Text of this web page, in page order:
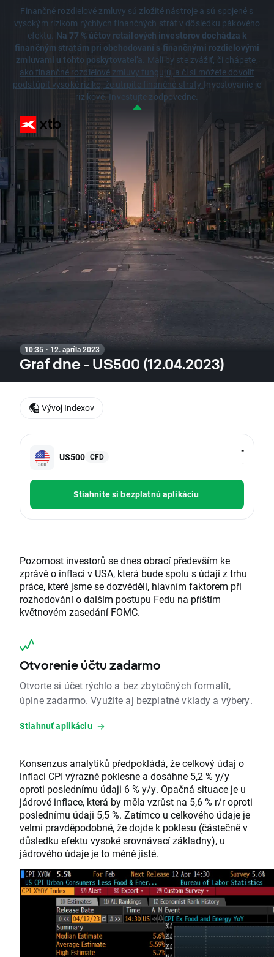
Finančné rozdielové zmluvy sú zložité nástroje a sú spojené s
vysokým rizikom rýchlych finančných strát v dôsledku pákového
efektu. Na 77 % účtov retailových investorov dochádza k
finančným stratám pri obchodovaní s finančnými rozdielovými
zmluvami u tohto poskytovateľa. Mali by ste zvážiť, či chápete,
ako finančné rozdielové zmluvy fungujú, a či si môžete dovoliť
podstúpiť vysoké riziko, že utrpíte finančné straty.Investovanie je
rizikové. Investujte zodpovedne.
10:35 · 12. apríla 2023
Graf dne - US500 (12.04.2023)
US500 CFD
-
-
Stiahnite si bezplatnú aplikáciu
Pozornost investorů se dnes obrací především ke
zprávě o inflaci v USA, která bude spolu s údaji z trhu
práce, které jsme se dozvěděli, hlavním faktorem při
rozhodování o dalším postupu Fedu na příštím
květnovém zasedání FOMC.
Otvorenie účtu zadarmo
Otvorte si účet rýchlo a bez zbytočných formalít,
úplne zadarmo. Využite aj bezplatné vklady a výbery.
Stiahnuť aplikáciu
Konsenzus analytiků předpokládá, že celkový údaj o
inflaci CPI výrazně poklesne a dosáhne 5,2 % y/y
oproti poslednímu údaji 6 % y/y. Opačná situace je u
jádrové inflace, která by měla vzrůst na 5,6 % r/r oproti
poslednímu údaji 5,5 %. Zatímco u celkového údaje je
velmi pravděpodobné, že dojde k poklesu (částečně v
důsledku efektu vysoké srovnávací základny), u
jádrového údaje je to méně jisté.
Vývoj Indexov